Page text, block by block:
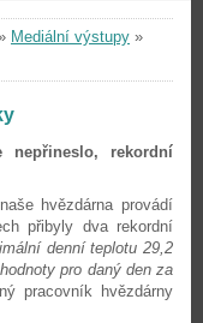
Mediální výstupy »
rekordní
hvězdárna provádí
přibyly dva rekordní
denní teplotu 29,2
pro daný den za
pracovník hvězdárny